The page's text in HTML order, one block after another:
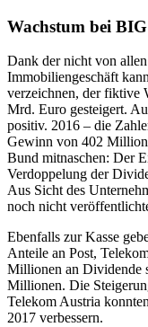
Wachstum bei BIG
Dank der nicht von
Immobiliengeschäft
verzeichnen, der fiktive
Mrd. Euro gesteigert.
positiv. 2016 – die
Gewinn von 402
Bund mitnaschen: Der
Verdoppelung der
Aus Sicht des
noch nicht
Ebenfalls zur Kasse
Anteile an Post,
Millionen an Dividende
Millionen. Die
Telekom Austria
2017 verbessern.